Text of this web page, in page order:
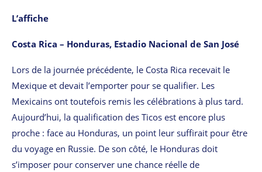
L’affiche
Costa Rica – Honduras, Estadio Nacional de San José
Lors de la journée précédente, le Costa Rica recevait le
Mexique et devait l’emporter pour se qualifier. Les
Mexicains ont toutefois remis les célébrations à plus tard.
Aujourd’hui, la qualification des Ticos est encore plus
proche : face au Honduras, un point leur suffirait pour être
du voyage en Russie. De son côté, le Honduras doit
s’imposer pour conserver une chance réelle de